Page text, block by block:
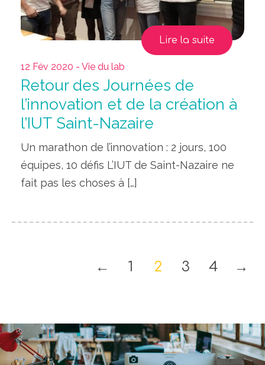
Lire la suite
12 Fév 2020 - Vie du lab
Retour des Journées de
l’innovation et de la création à
l’IUT Saint-Nazaire
Un marathon de l’innovation : 2 jours, 100
équipes, 10 défis L’IUT de Saint-Nazaire ne
fait pas les choses à […]
← 1 2 3 4 →